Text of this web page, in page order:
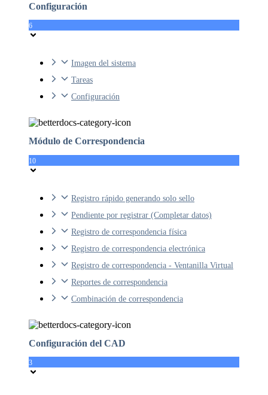
Configuración
6
Imagen del sistema
Tareas
Configuración
Módulo de Correspondencia
10
Registro rápido generando solo sello
Pendiente por registrar (Completar datos)
Registro de correspondencia física
Registro de correspondencia electrónica
Registro de correspondencia - Ventanilla Virtual
Reportes de correspondencia
Combinación de correspondencia
Configuración del CAD
3